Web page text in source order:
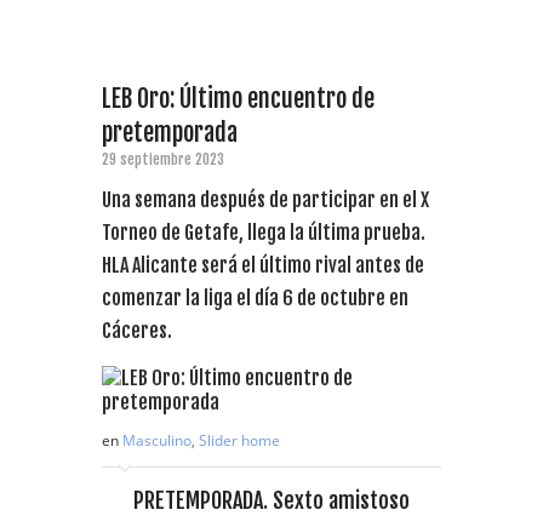
LEB Oro: Último encuentro de
pretemporada
29 septiembre 2023
Una semana después de participar en el X
Torneo de Getafe, llega la última prueba.
HLA Alicante será el último rival antes de
comenzar la liga el día 6 de octubre en
Cáceres.
en Masculino, Slider home
PRETEMPORADA. Sexto amistoso